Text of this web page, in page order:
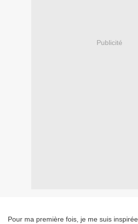
Publicité
Pour ma première fois, je me suis